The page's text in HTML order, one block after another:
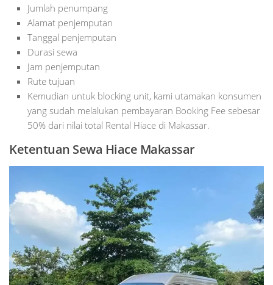
Jumlah penumpang
Alamat penjemputan
Tanggal penjemputan
Durasi sewa
Jam penjemputan
Rute tujuan
Kemudian untuk blocking unit, kami utamakan konsumen
yang sudah melalukan pembayaran Booking Fee sebesar
50% dari nilai total Rental Hiace di Makassar.
Ketentuan Sewa Hiace Makassar